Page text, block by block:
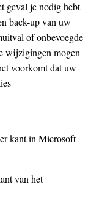
geval je nodig hebt
back-up van uw
of onbevoegde
wijzigingen mogen
voorkomt dat uw
kant in Microsoft
van het